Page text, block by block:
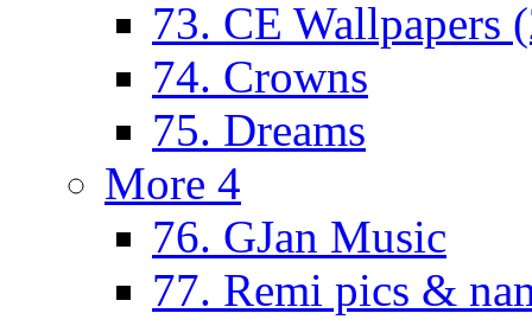
73. CE Wallpapers
74. Crowns
75. Dreams
More 4
76. GJan Music
77. Remi pics &